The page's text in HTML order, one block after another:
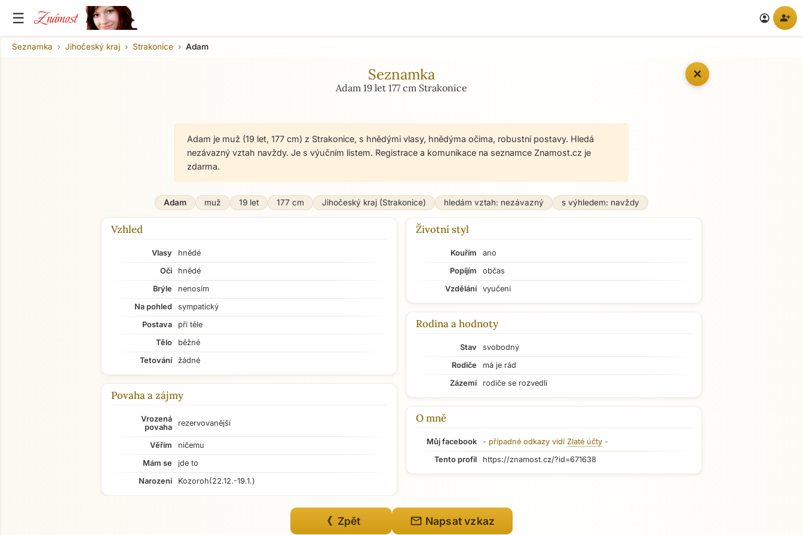
☰ Známost account_circle person_add
✕
Seznamka Jihočeský kraj Strakonice Adam
Seznamka
Adam 19 let 177 cm Strakonice
Adam je muž (19 let, 177 cm) z Strakonice, s hnědými vlasy, hnědýma očima, robustní postavy. Hledá
nezávazný vztah navždy. Je s výučním listem. Registrace a komunikace na seznamce Znamost.cz je
zdarma.
Adam muž 19 let 177 cm Jihočeský kraj (Strakonice) hledám vztah: nezávazný s výhledem: navždy
Vzhled
Vlasy
hnědé
Oči
hnědé
Brýle
nenosím
Na pohled
sympatický
Postava
při těle
Tělo
běžné
Tetování
žádné
Povaha a zájmy
Vrozená
povaha
rezervovanější
Věřím
ničemu
Mám se
jde to
Narození
Kozoroh(22.12.-19.1.)
Životní styl
Kouřím
ano
Popíjím
občas
Vzdělání
vyučení
Rodina a hodnoty
Stav
svobodný
Rodiče
má je rád
Zázemí
rodiče se rozvedli
O mně
Můj facebook - případné odkazy vidí Zlaté účty -
Tento profil
https://znamost.cz/?id=671638
《 Zpět mail Napsat vzkaz